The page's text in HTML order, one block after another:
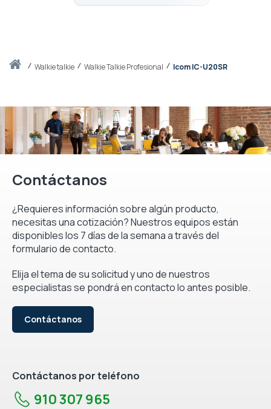
Inicio walkie talkie Walkie Talkie Profesional Icom IC-U20SR
Contáctanos
¿Requieres información sobre algún producto,
necesitas una cotización? Nuestros equipos están
disponibles los 7 días de la semana a través del
formulario de contacto.
Elija el tema de su solicitud y uno de nuestros
especialistas se pondrá en contacto lo antes posible.
Contáctanos
Contáctanos por teléfono
910 307 965